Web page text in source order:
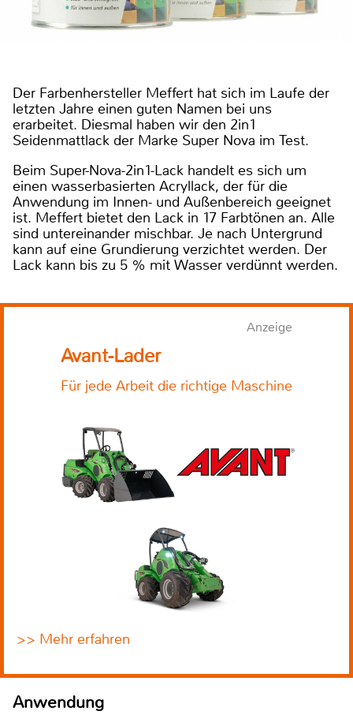
Der Farbenhersteller Meffert hat sich im Laufe der
letzten Jahre einen guten Namen bei uns
erarbeitet. Diesmal haben wir den 2in1
Seidenmattlack der Marke Super Nova im Test.
Beim Super-Nova-2in1-Lack handelt es sich um
einen wasserbasierten Acryllack, der für die
Anwendung im Innen- und Außenbereich geeignet
ist. Meffert bietet den Lack in 17 Farbtönen an. Alle
sind untereinander mischbar. Je nach Untergrund
kann auf eine Grundierung verzichtet werden. Der
Lack kann bis zu 5 % mit Wasser verdünnt werden.
Anzeige
Avant-Lader
Für jede Arbeit die richtige Maschine
>> Mehr erfahren
Anwendung